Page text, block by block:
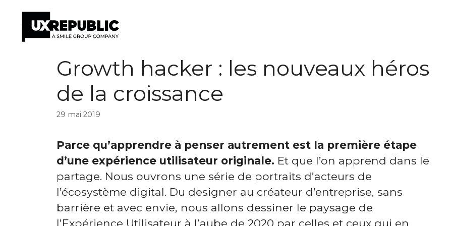
Growth hacker : les nouveaux héros
de la croissance
29 mai 2019
Parce qu’apprendre à penser autrement est la première étape
d’une expérience utilisateur originale. Et que l’on apprend dans le
partage. Nous ouvrons une série de portraits d’acteurs de
l’écosystème digital. Du designer au créateur d’entreprise, sans
barrière et avec envie, nous allons dessiner le paysage de
l’Expérience Utilisateur à l’aube de 2020 par celles et ceux qui en